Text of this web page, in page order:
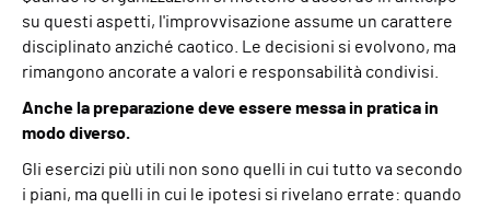
su questi aspetti, l'improvvisazione assume un carattere
disciplinato anziché caotico. Le decisioni si evolvono, ma
rimangono ancorate a valori e responsabilità condivisi.
Anche la preparazione deve essere messa in pratica in
modo diverso.
Gli esercizi più utili non sono quelli in cui tutto va secondo
i piani, ma quelli in cui le ipotesi si rivelano errate: quando